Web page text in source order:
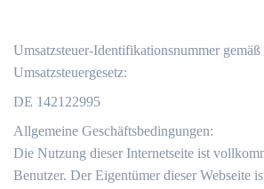
Umsatzsteuer-Identifikationsnummer gemäß
Umsatzsteuergesetz:
DE 142122995
Allgemeine Geschäftsbedingungen:
Die Nutzung dieser Internetseite ist
Benutzer. Der Eigentümer dieser Webseite